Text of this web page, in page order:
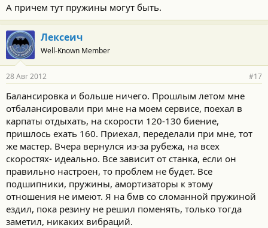
А причем тут пружины могут быть.
Лексеич
Well-Known Member
28 Авг 2012 #17
Балансировка и больше ничего. Прошлым летом мне
отбалансировали при мне на моем сервисе, поехал в
карпаты отдыхать, на скорости 120-130 биение,
пришлось ехать 160. Приехал, переделали при мне, тот
же мастер. Вчера вернулся из-за рубежа, на всех
скоростях- идеально. Все зависит от станка, если он
правильно настроен, то проблем не будет. Все
подшипники, пружины, амортизаторы к этому
отношения не имеют. Я на бмв со сломанной пружиной
ездил, пока резину не решил поменять, только тогда
заметил, никаких вибраций.